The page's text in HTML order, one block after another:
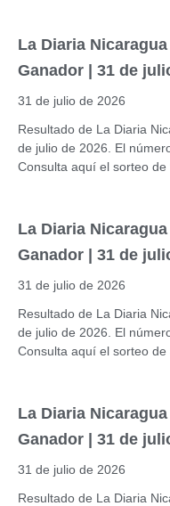
La Diaria
Ganador | 31 de
31 de julio de 2026
Resultado de La Diaria
de julio de 2026. El
Consulta aquí el sorteo de
La Diaria
Ganador | 31 de
31 de julio de 2026
Resultado de La Diaria
de julio de 2026. El
Consulta aquí el sorteo de
La Diaria
Ganador | 31 de
31 de julio de 2026
Resultado de La Diaria